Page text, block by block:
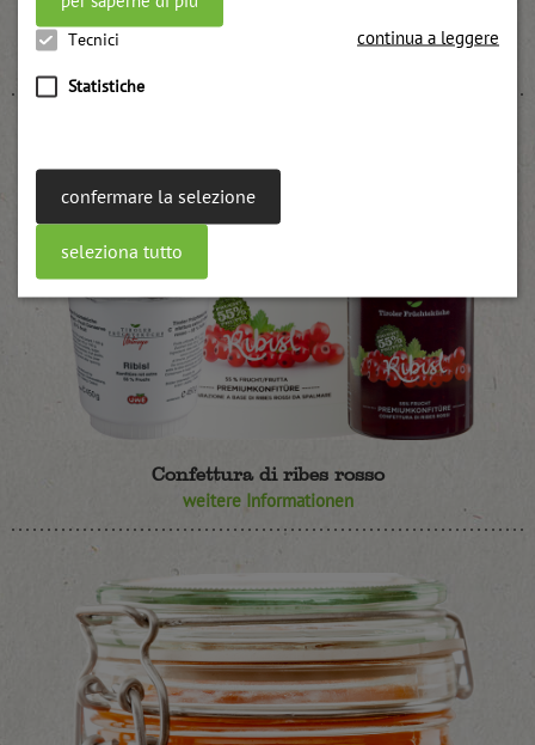
Tecnici
Statistiche
continua a leggere
confermare la selezione
seleziona tutto
Minivasetti
Confettura di ribes rosso
weitere Informationen